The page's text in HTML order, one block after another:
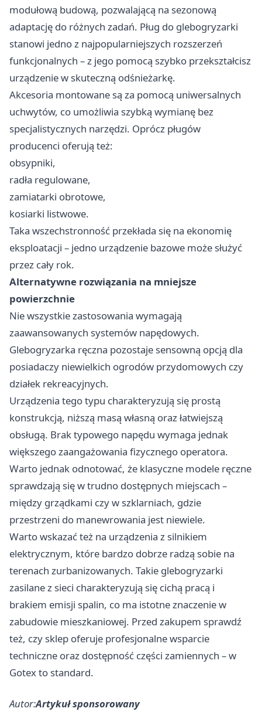
modułową budową, pozwalającą na sezonową
adaptację do różnych zadań. Pług do glebogryzarki
stanowi jedno z najpopularniejszych rozszerzeń
funkcjonalnych – z jego pomocą szybko przekształcisz
urządzenie w skuteczną odśnieżarkę.
Akcesoria montowane są za pomocą uniwersalnych
uchwytów, co umożliwia szybką wymianę bez
specjalistycznych narzędzi. Oprócz pługów
producenci oferują też:
obsypniki,
radła regulowane,
zamiatarki obrotowe,
kosiarki listwowe.
Taka wszechstronność przekłada się na ekonomię
eksploatacji – jedno urządzenie bazowe może służyć
przez cały rok.
Alternatywne rozwiązania na mniejsze
powierzchnie
Nie wszystkie zastosowania wymagają
zaawansowanych systemów napędowych.
Glebogryzarka ręczna pozostaje sensowną opcją dla
posiadaczy niewielkich ogrodów przydomowych czy
działek rekreacyjnych.
Urządzenia tego typu charakteryzują się prostą
konstrukcją, niższą masą własną oraz łatwiejszą
obsługą. Brak typowego napędu wymaga jednak
większego zaangażowania fizycznego operatora.
Warto jednak odnotować, że klasyczne modele ręczne
sprawdzają się w trudno dostępnych miejscach –
między grządkami czy w szklarniach, gdzie
przestrzeni do manewrowania jest niewiele.
Warto wskazać też na urządzenia z silnikiem
elektrycznym, które bardzo dobrze radzą sobie na
terenach zurbanizowanych. Takie glebogryzarki
zasilane z sieci charakteryzują się cichą pracą i
brakiem emisji spalin, co ma istotne znaczenie w
zabudowie mieszkaniowej. Przed zakupem sprawdź
też, czy sklep oferuje profesjonalne wsparcie
techniczne oraz dostępność części zamiennych – w
Gotex to standard.
Autor:Artykuł sponsorowany